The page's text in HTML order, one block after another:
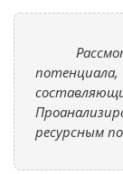
ресурсным